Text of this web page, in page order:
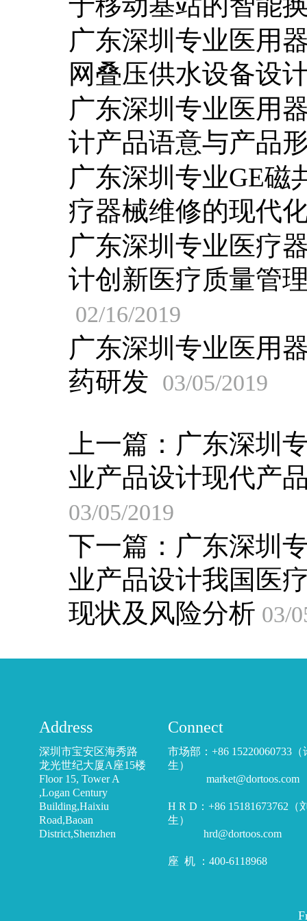
广东深圳专业医用
网叠压供水设备设
广东深圳专业医用
计产品语意与产品
广东深圳专业GE磁
疗器械维修的现代
广东深圳专业医疗
计创新医疗质量管
02/16/2019
广东深圳专业医用
药研发 03/05/2019
上一篇： 广东深圳
业产品设计现代产
03/05/2019
下一篇： 广东深圳
业产品设计我国医
现状及风险分析 03/
Address
深圳市宝安区海秀路
龙光世纪大厦A座15楼
Floor 15, Tower A
,Logan Century
Building,Haixiu
Road,Baoan
District,Shenzhen
Connect
市场部：+86 15220060733（
生）
market@dortoos.com
H R D：+86 15181673762（
生）
hrd@dortoos.com
座 机 ：400-6118968